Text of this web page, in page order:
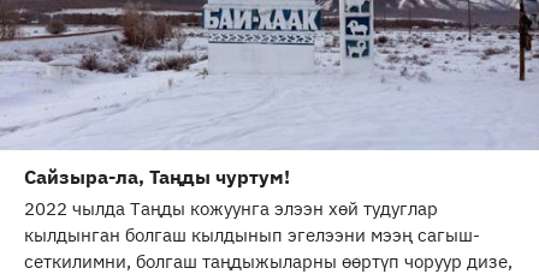
Сайзыра-ла, Таңды чуртум!
2022 чылда Таңды кожуунга элээн хөй тудуглар
кылдынган болгаш кылдынып эгелээни мээң сагыш-
сеткилимни, болгаш таңдыжыларны өөртүп чоруур дизе,